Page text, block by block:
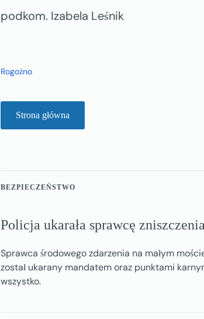
podkom. Izabela Leśnik
Rogoźno
Strona główna
BEZPIECZEŃSTWO
Policja ukarała sprawcę
Sprawca środowego zdarzenia na małym
został ukarany mandatem oraz punktami
wszystko.